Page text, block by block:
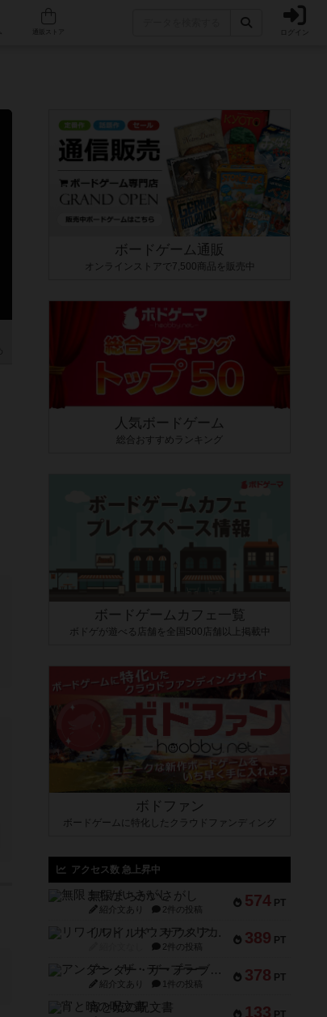
人気ボードゲーム ログイン
ボードゲーム通販
オンラインストアで7,500商品を販売中
人気ボードゲーム
総合おすすめランキング
ボードゲームカフェ一覧
ボドゲが遊べる店舗を全国500店舗以上掲載中
ボドファン
ボードゲームに特化したクラウドファンディング
アクセス数 急上昇中
574 PT
無限まちがいさがし
紹介文あり 2件の投稿
389 PT
リワイルド：サウスアメリカ
2件の投稿
378 PT
アンダー・ザ・テーブラー
紹介文あり 1件の投稿
133 PT
宵と暁の呪文書